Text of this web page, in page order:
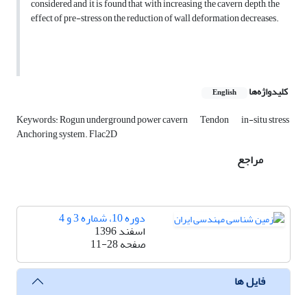
considered and it is found that with increasing the cavern depth, the
effect of pre-stress on the reduction of wall deformation decreases.
کلیدواژه‌ها English
Keywords: Rogun underground power cavern Tendon in-situ stress
Anchoring system. Flac2D
مراجع
دوره 10، شماره 3 و 4
اسفند 1396
صفحه11-28
فایل ها